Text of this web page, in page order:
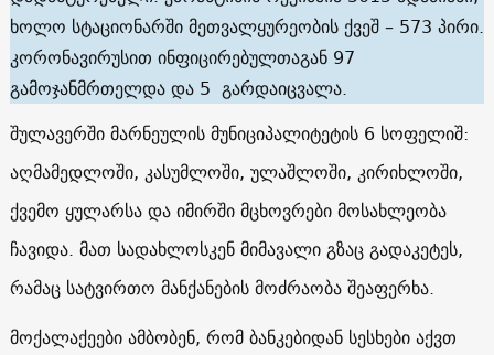
ხოლო სტაციონარში მეთვალყურეობის ქვეშ – 573 პირი.
კორონავირუსით ინფიცირებულთაგან 97
გამოჯანმრთელდა და 5 გარდაიცვალა.
შულავერში მარნეულის მუნიციპალიტეტის 6 სოფელიშ:
აღმამედლოში, კასუმლოში, ულაშლოში, კირიხლოში,
ქვემო ყულარსა და იმირში მცხოვრები მოსახლეობა
ჩავიდა. მათ სადახლოსკენ მიმავალი გზაც გადაკეტეს,
რამაც სატვირთო მანქანების მოძრაობა შეაფერხა.
მოქალაქეები ამბობენ, რომ ბანკებიდან სესხები აქვთ